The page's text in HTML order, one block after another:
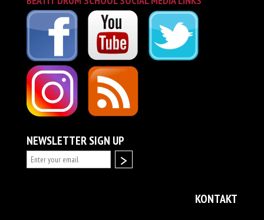
NEWSLETTER SIGN UP
KONTAKT